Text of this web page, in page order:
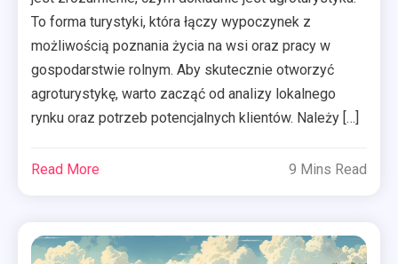
To forma turystyki, która łączy wypoczynek z
możliwością poznania życia na wsi oraz pracy w
gospodarstwie rolnym. Aby skutecznie otworzyć
agroturystykę, warto zacząć od analizy lokalnego
rynku oraz potrzeb potencjalnych klientów. Należy […]
Read More 9 Mins Read